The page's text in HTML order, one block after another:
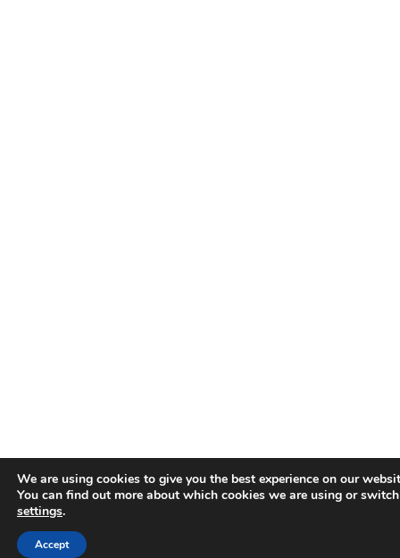
We are using cookies to give you the best experience on our
You can find out more about which cookies we are using or
settings.
Accept